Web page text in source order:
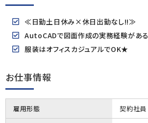
≪日勤土日休み×休日出勤なし!!≫
AutoCADで図面作成の実務経験があ
服装はオフィスカジュアルでOK★
お仕事情報
雇用形態 契約社員